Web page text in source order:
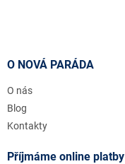
O NOVÁ PARÁDA
O nás
Blog
Kontakty
Příjmáme online platby